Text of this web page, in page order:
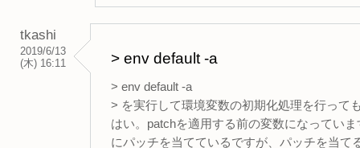
tkashi
2019/6/13
(木) 16:11
> env default -a
> env default -a
> を実行して環境変数の初期化処理を行って
はい。patchを適用する前の変数になってい
にパッチを当てているですが、パッチを当て